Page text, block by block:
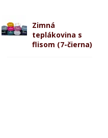
Zimná
teplákovina s
flisom (7-čierna)